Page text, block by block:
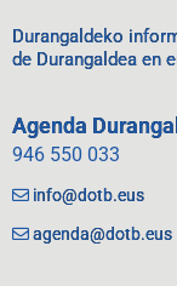
Durangaldeko
de Durangaldea en
Agenda
946 550 033
info@dotb.eus
agenda@dotb.eus